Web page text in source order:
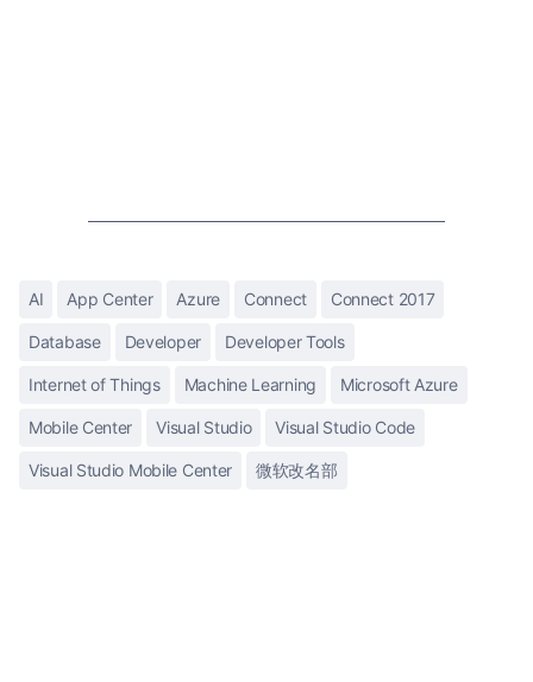
AI App Center Azure Connect Connect 2017
Database Developer Developer Tools
Internet of Things Machine Learning Microsoft Azure
Mobile Center Visual Studio Visual Studio Code
Visual Studio Mobile Center 微软改名部